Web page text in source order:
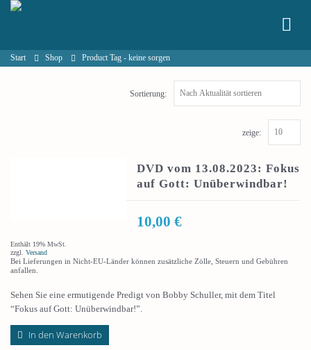
Start Shop Product Tag - keine sorgen
Sortierung:
zeige:
DVD vom 13.08.2023: Fokus
auf Gott: Unüberwindbar!
10,00€
Enthält 19% MwSt.
zzgl. Versand
Bei Lieferungen in Nicht-EU-Länder können zusätzliche Zölle, Steuern und Gebühren
anfallen.
Sehen Sie eine ermutigende Predigt von Bobby Schuller, mit dem Titel
“Fokus auf Gott: Unüberwindbar!”.
In den Warenkorb